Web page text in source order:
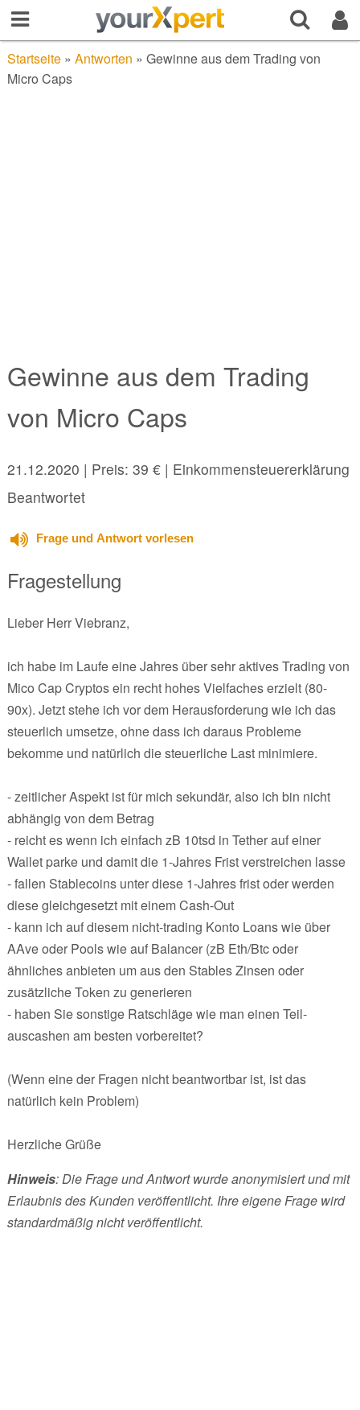
Startseite» Antworten » Gewinne aus dem Trading von
Micro Caps
Gewinne aus dem Trading
von Micro Caps
21.12.2020 | Preis: 39 € | Einkommensteuererklärung
Beantwortet
Frage und Antwort vorlesen
Fragestellung
Lieber Herr Viebranz,
ich habe im Laufe eine Jahres über sehr aktives Trading von
Mico Cap Cryptos ein recht hohes Vielfaches erzielt (80-
90x). Jetzt stehe ich vor dem Herausforderung wie ich das
steuerlich umsetze, ohne dass ich daraus Probleme
bekomme und natürlich die steuerliche Last minimiere.
- zeitlicher Aspekt ist für mich sekundär, also ich bin nicht
abhängig von dem Betrag
- reicht es wenn ich einfach zB 10tsd in Tether auf einer
Wallet parke und damit die 1-Jahres Frist verstreichen lasse
- fallen Stablecoins unter diese 1-Jahres frist oder werden
diese gleichgesetzt mit einem Cash-Out
- kann ich auf diesem nicht-trading Konto Loans wie über
AAve oder Pools wie auf Balancer (zB Eth/Btc oder
ähnliches anbieten um aus den Stables Zinsen oder
zusätzliche Token zu generieren
- haben Sie sonstige Ratschläge wie man einen Teil-
auscashen am besten vorbereitet?
(Wenn eine der Fragen nicht beantwortbar ist, ist das
natürlich kein Problem)
Herzliche Grüße
Hinweis: Die Frage und Antwort wurde anonymisiert und mit
Erlaubnis des Kunden veröffentlicht. Ihre eigene Frage wird
standardmäßig nicht veröffentlicht.